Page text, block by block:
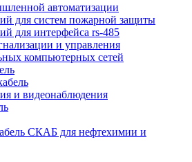
автоматизации
для систем пожарной защиты
для интерфейса rs-485
и управления
компьютерных сетей
и видеонаблюдения
СКАБ для нефтехимии и